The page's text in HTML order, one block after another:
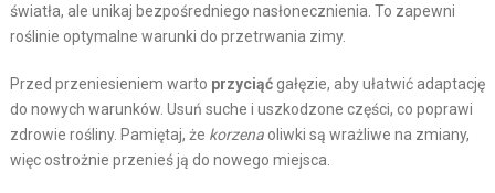
światła, ale unikaj bezpośredniego nasłonecznienia. To zapewni
roślinie optymalne warunki do przetrwania zimy.
Przed przeniesieniem warto przyciąćgałęzie, aby ułatwić adaptację
do nowych warunków. Usuń suche i uszkodzone części, co poprawi
zdrowie rośliny. Pamiętaj, że korzenaoliwki są wrażliwe na zmiany,
więc ostrożnie przenieś ją do nowego miejsca.